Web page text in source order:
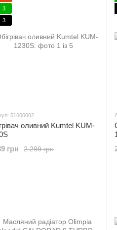
3
3
51600002
оливний Kumtel KUM-
2 299 грн
грн